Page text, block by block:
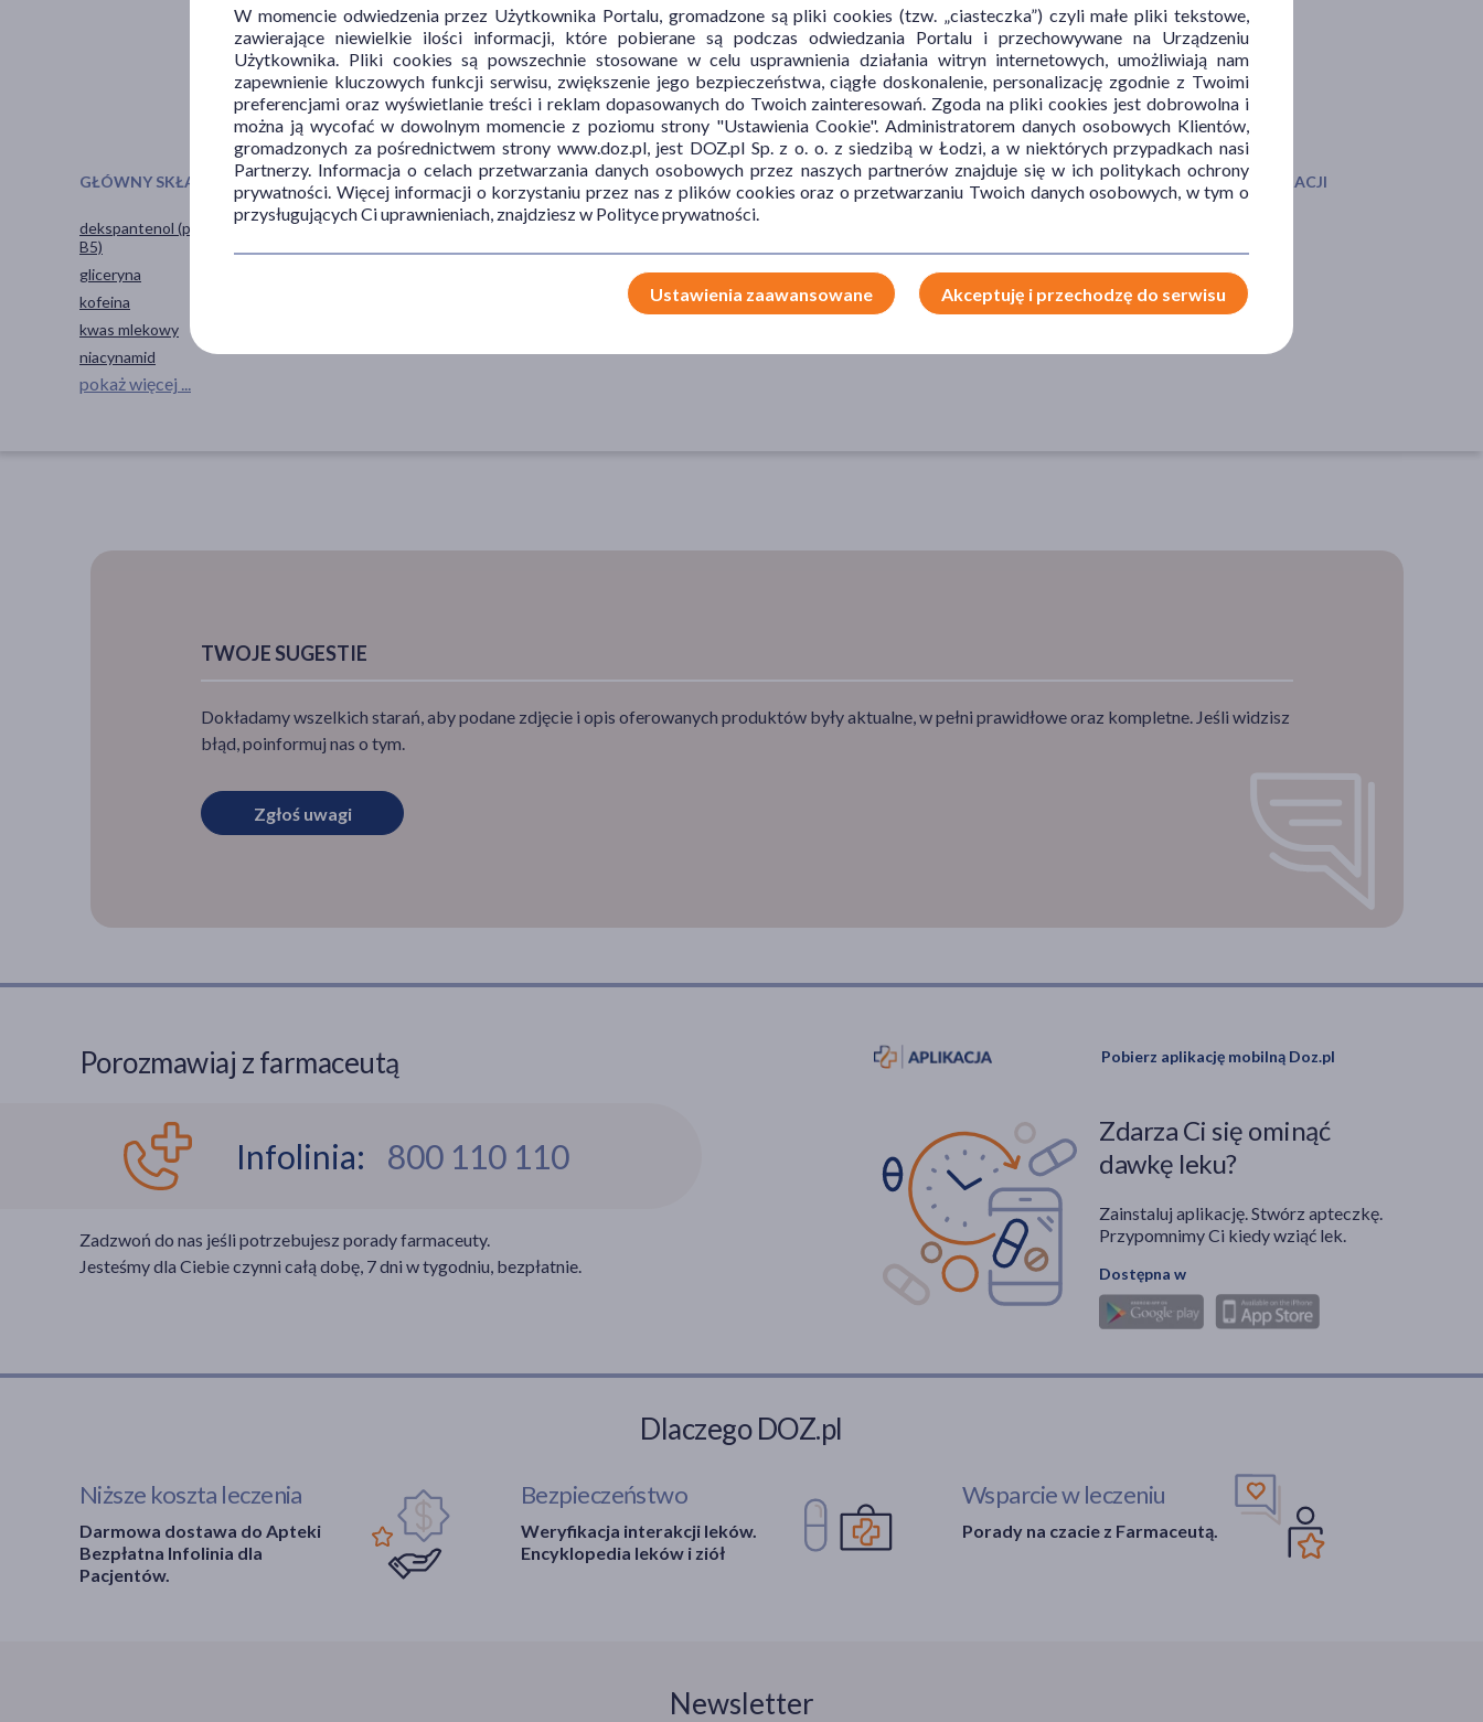
dla seniorów
20+
30+
pokaż więcej ...
oczyszczające
pobudzające
regenerujące
pokaż więcej ...
GŁÓWNY SKŁADNIK
dekspantenol (prowitamina
B5)
gliceryna
kofeina
kwas mlekowy
niacynamid
pokaż więcej ...
CZĘŚĆ CIAŁA
głowa
skóra
PORA STOSOWANIA
na dzień
na noc
RODZAJ WŁOSÓW
wypadające
RODZAJ SKÓRY
normalna
SPOSÓB APLIKACJI
na włosy
TWOJE SUGESTIE
Dokładamy wszelkich starań, aby podane zdjęcie i opis oferowanych produktów były aktualne, w pełni prawidłowe oraz kompletne. Jeśli widzisz
błąd, poinformuj nas o tym.
Zgłoś uwagi
Porozmawiaj z farmaceutą
Infolinia: 800 110 110
Zadzwoń do nas jeśli potrzebujesz porady farmaceuty.
Jesteśmy dla Ciebie czynni całą dobę, 7 dni w tygodniu, bezpłatnie.
Pobierz aplikację mobilną Doz.pl
Zdarza Ci się ominąć
dawkę leku?
Zainstaluj aplikację. Stwórz apteczkę.
Przypomnimy Ci kiedy wziąć lek.
Dostępna w
Dlaczego DOZ.pl
Niższe koszta leczenia
Darmowa dostawa do Apteki
Bezpłatna Infolinia dla
Pacjentów.
Bezpieczeństwo
Weryfikacja interakcji leków.
Encyklopedia leków i ziół
Wsparcie w leczeniu
Porady na czacie z Farmaceutą.
Newsletter
W momencie odwiedzenia przez Użytkownika Portalu, gromadzone są pliki cookies (tzw. „ciasteczka”) czyli małe pliki tekstowe,
zawierające niewielkie ilości informacji, które pobierane są podczas odwiedzania Portalu i przechowywane na Urządzeniu
Użytkownika. Pliki cookies są powszechnie stosowane w celu usprawnienia działania witryn internetowych, umożliwiają nam
zapewnienie kluczowych funkcji serwisu, zwiększenie jego bezpieczeństwa, ciągłe doskonalenie, personalizację zgodnie z Twoimi
preferencjami oraz wyświetlanie treści i reklam dopasowanych do Twoich zainteresowań. Zgoda na pliki cookies jest dobrowolna i
można ją wycofać w dowolnym momencie z poziomu strony "Ustawienia Cookie". Administratorem danych osobowych Klientów,
gromadzonych za pośrednictwem strony www.doz.pl, jest DOZ.pl Sp. z o. o. z siedzibą w Łodzi, a w niektórych przypadkach nasi
Partnerzy. Informacja o celach przetwarzania danych osobowych przez naszych partnerów znajduje się w ich politykach ochrony
prywatności. Więcej informacji o korzystaniu przez nas z plików cookies oraz o przetwarzaniu Twoich danych osobowych, w tym o
przysługujących Ci uprawnieniach, znajdziesz w Polityce prywatności.
Ustawienia zaawansowane Akceptuję i przechodzę do serwisu